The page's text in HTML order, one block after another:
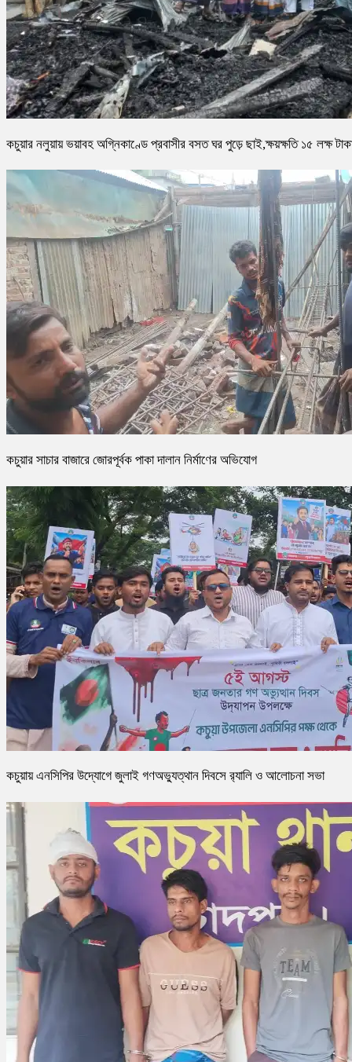
কচুয়ার নলুয়ায় ভয়াবহ অগ্নিকাণ্ডে প্রবাসীর বসত ঘর পুড়ে ছাই,ক্ষয়ক্ষতি ১৫ লক্ষ
কচুয়ার সাচার বাজারে জোরপূর্বক পাকা দালান নির্মাণের অভিযোগ
কচুয়ায় এনসিপির উদ্যোগে জুলাই গণঅভ্যুত্থান দিবসে র‌্যালি ও আলোচনা সভা